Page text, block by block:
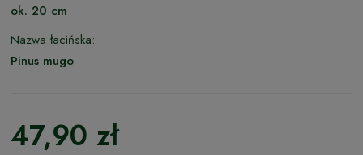
ok. 20 cm
Nazwa łacińska:
Pinus mugo
47,90 zł